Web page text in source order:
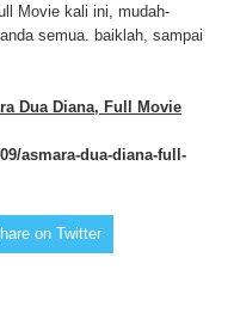
Movie kali ini, mudah-
semua. baiklah, sampai
Dua Diana, Full Movie
asmara-dua-diana-full-
on Twitter